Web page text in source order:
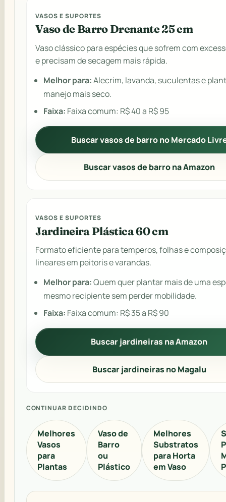
VASOS E SUPORTES
Vaso de Barro Drenante 25 cm
Vaso clássico para espécies que sofrem com
e precisam de secagem mais rápida.
Melhor para:Alecrim, lavanda, suculentas e
manejo mais seco.
Faixa: Faixa comum: R$ 40 a R$ 95
Buscar vasos de barro no Mercado
Buscar vasos de barro na Amazon
VASOS E SUPORTES
Jardineira Plástica 60 cm
Formato eficiente para temperos, folhas e
lineares em peitoris e varandas.
Melhor para:Quem quer plantar mais de uma
mesmo recipiente sem perder mobilidade.
Faixa: Faixa comum: R$ 35 a R$ 90
Buscar jardineiras na Amazon
Buscar jardineiras no Magalu
CONTINUAR DECIDINDO
Melhores
Vasos
para
Plantas
Vaso de
Barro
ou
Plástico
Melhores
Substratos
para Horta
em Vaso